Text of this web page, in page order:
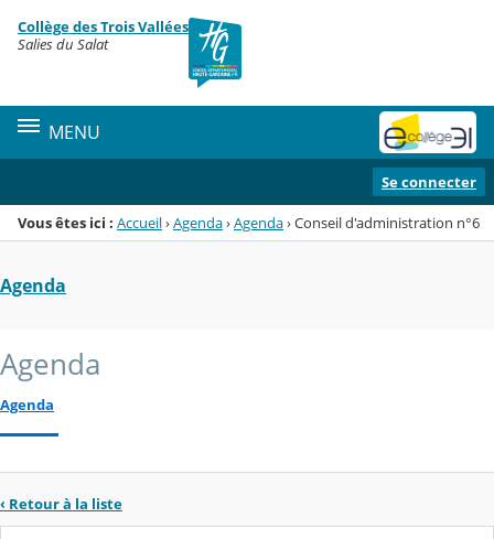
Menu de la rubrique
Contenu
Collège des Trois Vallées
Salies du Salat
MENU
Se connecter
Vous êtes ici : Accueil›Agenda›Agenda›Conseil d'administration n°6
Agenda
Agenda
Agenda
‹ Retour à la liste